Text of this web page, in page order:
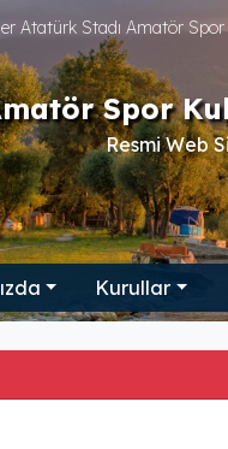
Atatürk Stadı Amatör
Spor
Resmi Web
Kurullar